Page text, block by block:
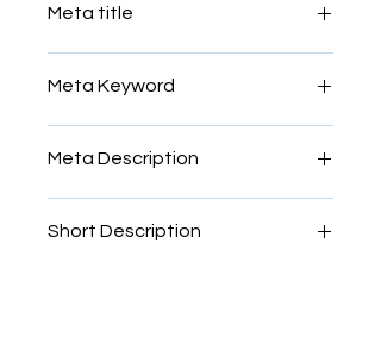
Meta title
Meta Keyword
Tessere smalti per mosaico miscela,
in vetro di murano,venezia
Meta Description
Tessere smalti per mosaico miscela,
Short Description